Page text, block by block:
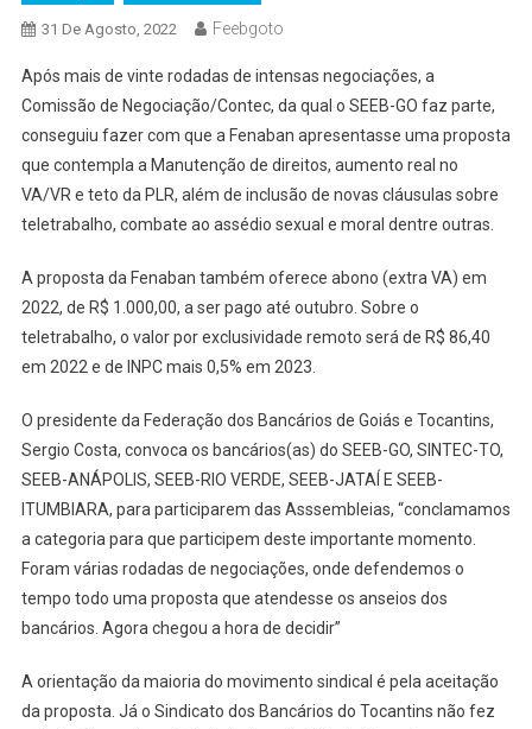
31 De Agosto, 2022 Feebgoto
Após mais de vinte rodadas de intensas negociações, a
Comissão de Negociação/Contec, da qual o SEEB-GO faz parte,
conseguiu fazer com que a Fenaban apresentasse uma proposta
que contempla a Manutenção de direitos, aumento real no
VA/VR e teto da PLR, além de inclusão de novas cláusulas sobre
teletrabalho, combate ao assédio sexual e moral dentre outras.
A proposta da Fenaban também oferece abono (extra VA) em
2022, de R$ 1.000,00, a ser pago até outubro. Sobre o
teletrabalho, o valor por exclusividade remoto será de R$ 86,40
em 2022 e de INPC mais 0,5% em 2023.
O presidente da Federação dos Bancários de Goiás e Tocantins,
Sergio Costa, convoca os bancários(as) do SEEB-GO, SINTEC-TO,
SEEB-ANÁPOLIS, SEEB-RIO VERDE, SEEB-JATAÍ E SEEB-
ITUMBIARA, para participarem das Asssembleias, “conclamamos
a categoria para que participem deste importante momento.
Foram várias rodadas de negociações, onde defendemos o
tempo todo uma proposta que atendesse os anseios dos
bancários. Agora chegou a hora de decidir”
A orientação da maioria do movimento sindical é pela aceitação
da proposta. Já o Sindicato dos Bancários do Tocantins não fez